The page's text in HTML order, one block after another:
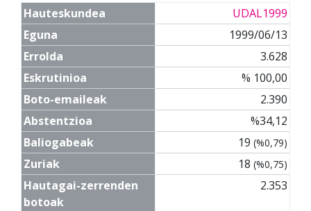
Hauteskundea
UDAL1999
Eguna
1999/06/13
Errolda
3.628
Eskrutinioa
% 100,00
Boto-emaileak
2.390
Abstentzioa
%34,12
Baliogabeak
19 (%0,79)
Zuriak 18 (%0,75)
Hautagai-zerrenden
botoak
2.353